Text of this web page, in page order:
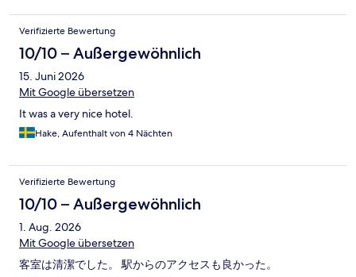
Fahrstuhl zu nehmen. Ich war so einen schlechten Service von
APA bisher nicht gewohnt . Sie sollten evtl ihr Personal nochmal
schulen . Zum Zimmer: Hässliche Braune merkwürdig
aussehende Flecken auf den Vorhängen, ansonsten aber sauber
. Nach vielen Jahren suche ich mir vorerst nun ein anderes Hotel
wo ich in Zukunft wohnen werde.
Verifizierte Bewertung
10/10 – Außergewöhnlich
15. Juni 2026
Mit Google übersetzen
It was a very nice hotel.
Hake, Aufenthalt von 4 Nächten
Verifizierte Bewertung
10/10 – Außergewöhnlich
1. Aug. 2026
Mit Google übersetzen
客室は清潔でした。 駅からのアクセスも良かった。